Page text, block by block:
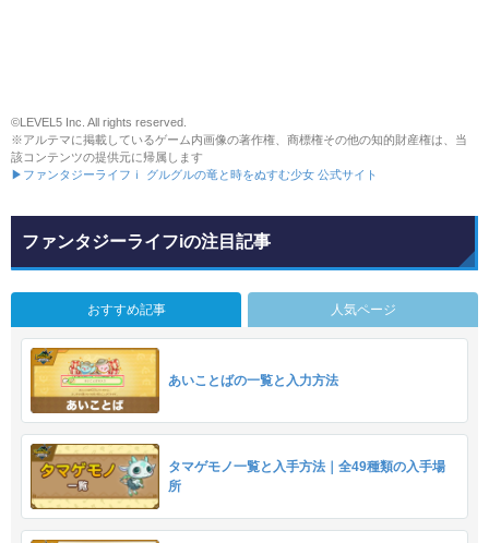
©LEVEL5 Inc. All rights reserved.
※アルテマに掲載しているゲーム内画像の著作権、商標権その他の知的財産権は、当
該コンテンツの提供元に帰属します
▶ファンタジーライフｉ グルグルの竜と時をぬすむ少女 公式サイト
ファンタジーライフiの注目記事
おすすめ記事 人気ページ
あいことばの一覧と入力方法
タマゲモノ一覧と入手方法｜全49種類の入手場
所